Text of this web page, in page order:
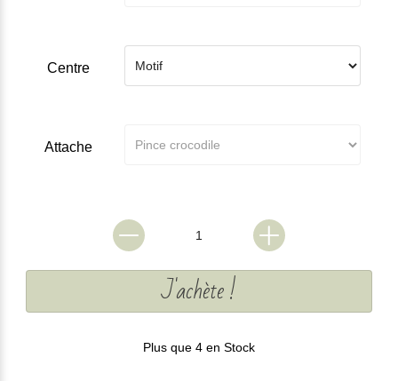
Centre
Attache
J'achète !
Plus que 4 en Stock